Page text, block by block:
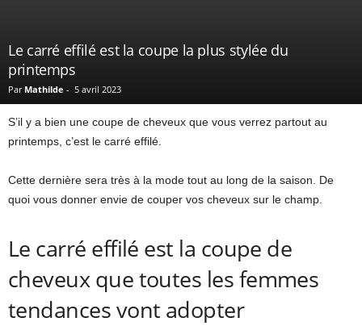
Le carré effilé est la coupe la plus stylée du
printemps
Par Mathilde - 5 avril 2023
S’il y a bien une coupe de cheveux que vous verrez partout au
printemps, c’est le carré effilé.
Cette dernière sera très à la mode tout au long de la saison. De
quoi vous donner envie de couper vos cheveux sur le champ.
Le carré effilé est la coupe de
cheveux que toutes les femmes
tendances vont adopter